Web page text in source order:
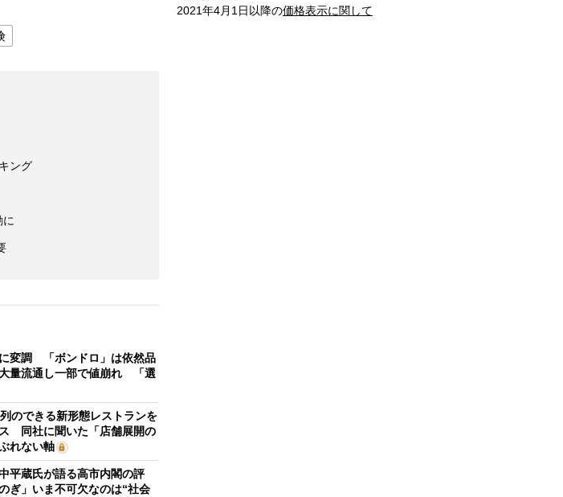
ング
に
変調 「ボンドロ」は依然品
量流通し一部で値崩れ 「選
のできる新形態レストランを
同社に聞いた「店舗展開の
れない軸
平蔵氏が語る高市内閣の評
ぎ」いま不可欠なのは“社会
2021年4月1日以降の価格表示に関して